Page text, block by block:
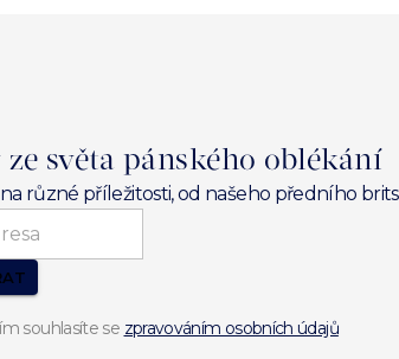
světa pánského oblékání
různé příležitosti, od našeho předního
souhlasíte se zpravováním osobních údajů